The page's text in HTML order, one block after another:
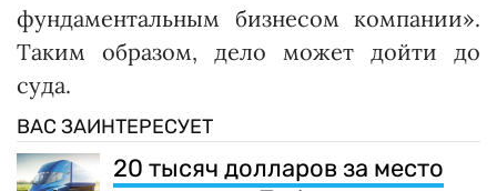
фундаментальным бизнесом компании».
Таким образом, дело может дойти до
суда.
ВАС ЗАИНТЕРЕСУЕТ
20 тысяч долларов за место